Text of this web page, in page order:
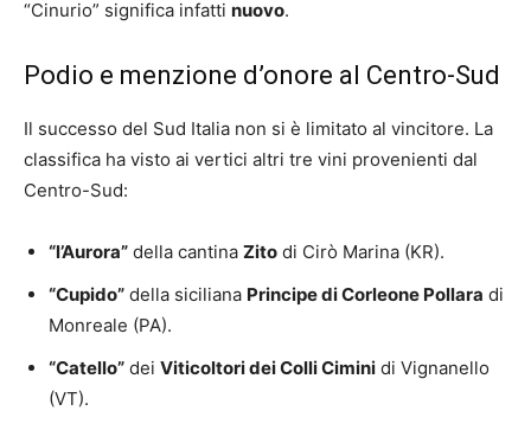
“Cinurio” significa infatti nuovo.
Podio e menzione d’onore al Centro-Sud
Il successo del Sud Italia non si è limitato al vincitore. La
classifica ha visto ai vertici altri tre vini provenienti dal
Centro-Sud:
“l’Aurora” della cantina Zito di Cirò Marina (KR).
“Cupido” della siciliana Principe di Corleone Pollara di
Monreale (PA).
“Catello” dei Viticoltori dei Colli Cimini di Vignanello
(VT).